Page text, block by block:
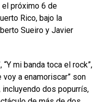
el próximo 6 de
Rico, bajo la
Sueiro y Javier
“Y mi banda toca el rock”,
voy a enamoriscar” son
dos popurrís,